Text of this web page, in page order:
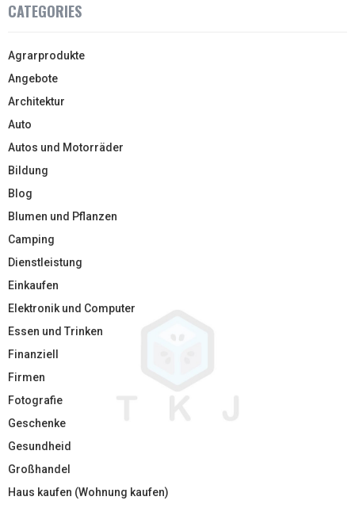
CATEGORIES
Agrarprodukte
Angebote
Architektur
Auto
Autos und Motorräder
Bildung
Blog
Blumen und Pflanzen
Camping
Dienstleistung
Einkaufen
Elektronik und Computer
Essen und Trinken
Finanziell
Firmen
Fotografie
Geschenke
Gesundheid
Großhandel
Haus kaufen (Wohnung kaufen)